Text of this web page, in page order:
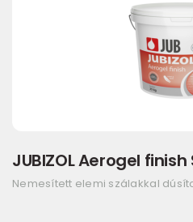
JUBIZOL Aerogel finish
Nemesített elemi szálakkal